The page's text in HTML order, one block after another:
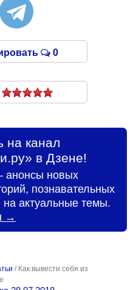
0
на канал
в Дзене!
новых
познавательных
на актуальные темы.
→
/ Как вывести себя из